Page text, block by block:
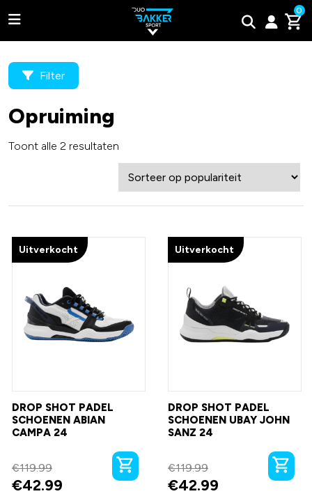
0
Adidas
Wilson
Tweede kans padel rackets
Filter
Opruiming
Toont alle 2 resultaten
Uitverkocht
DROP SHOT PADEL
SCHOENEN ABIAN
CAMPA 24
€119.99
€42.99
Uitverkocht
DROP SHOT PADEL
SCHOENEN UBAY JOHN
SANZ 24
€119.99
€42.99